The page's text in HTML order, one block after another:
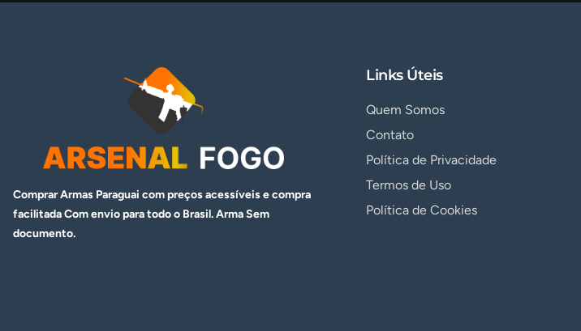
Comprar Armas Paraguai com preços acessíveis e compra
facilitada Com envio para todo o Brasil. ArmaSem
documento.
Links Úteis
Quem Somos
Contato
Política de Privacidade
Termos de Uso
Política de Cookies